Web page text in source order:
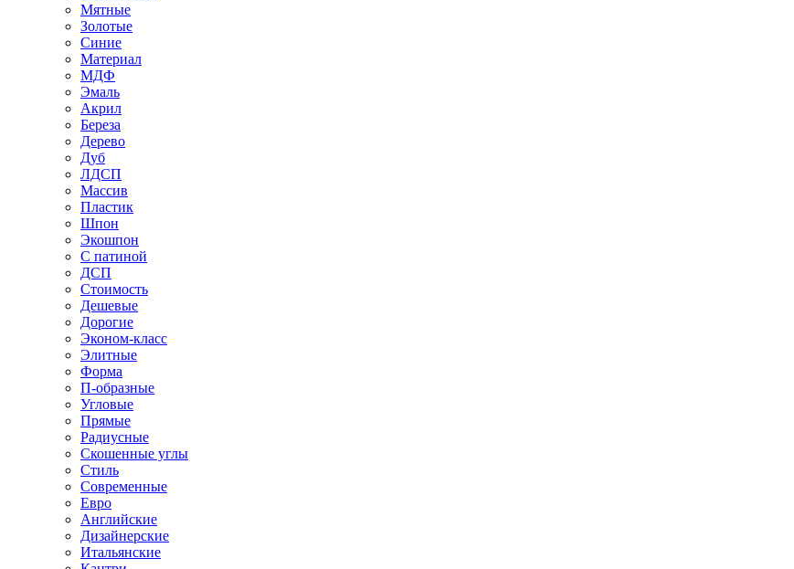
Мятные
Золотые
Синие
Материал
МДФ
Эмаль
Акрил
Береза
Дерево
Дуб
ЛДСП
Массив
Пластик
Шпон
Экошпон
С патиной
ДСП
Стоимость
Дешевые
Дорогие
Эконом-класс
Элитные
Форма
П-образные
Угловые
Прямые
Радиусные
Скошенные углы
Стиль
Современные
Евро
Английские
Дизайнерские
Итальянские